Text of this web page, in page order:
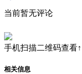
当前暂无评论
手机扫描二维码查看↑
相关信息